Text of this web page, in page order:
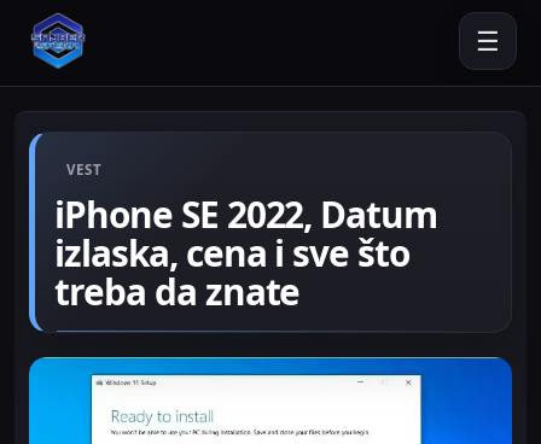
☰
VEST
iPhone SE 2022, Datum
izlaska, cena i sve što
treba da znate